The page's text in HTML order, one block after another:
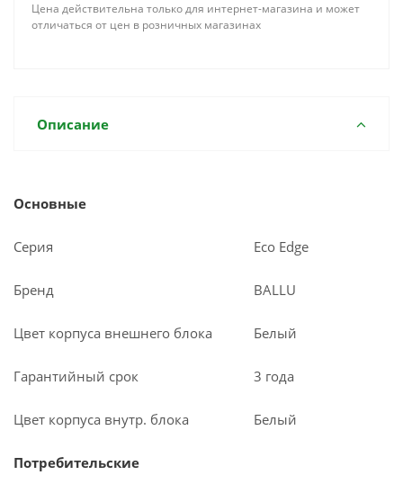
Цена действительна только для интернет-магазина и может
отличаться от цен в розничных магазинах
Описание
Основные
Серия Eco Edge
Бренд BALLU
Цвет корпуса внешнего блока Белый
Гарантийный срок 3 года
Цвет корпуса внутр. блока Белый
Потребительские